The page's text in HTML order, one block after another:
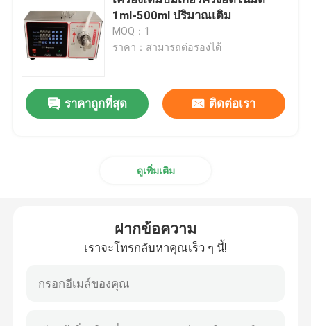
เครื่องผลิตผงเครื่องสําอาง
เครื่องเติมปั๊มเกียร์
1ml-500ml ปริมาณเติม
MOQ：1
ราคา：สามารถต่อรองได้
ราคาถูกที่สุด ติดต่อเรา
ดูเพิ่มเติม
ฝากข้อความ
เราจะโทรกลับหาคุณเร็ว ๆ นี้!